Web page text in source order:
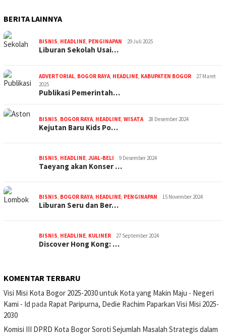
BERITA LAINNYA
BISNIS, HEADLINE, PENGINAPAN 29 Juli 2025
Liburan Sekolah Usai…
ADVERTORIAL, BOGOR RAYA, HEADLINE, KABUPATEN BOGOR
27 Maret
2025
Publikasi Pemerintah…
BISNIS, BOGOR RAYA, HEADLINE, WISATA 28 Desember 2024
Kejutan Baru Kids Po…
BISNIS, HEADLINE, JUAL-BELI 9 Desember 2024
Taeyang akan Konser …
BISNIS, BOGOR RAYA, HEADLINE, PENGINAPAN 15 November 2024
Liburan Seru dan Ber…
BISNIS, HEADLINE, KULINER 27 September 2024
Discover Hong Kong: …
KOMENTAR TERBARU
Visi Misi Kota Bogor 2025-2030 untuk Kota yang Makin Maju - Negeri
Kami - Id pada Rapat Paripurna, Dedie Rachim Paparkan Visi Misi 2025-
2030
Komisi III DPRD Kota Bogor Soroti Sejumlah Masalah Strategis dalam